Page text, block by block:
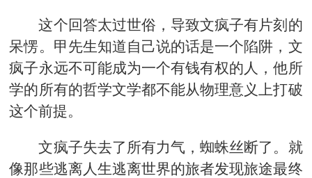
这个回答太过世俗，导致文疯子有片刻的
呆愣。甲先生知道自己说的话是一个陷阱，文
疯子永远不可能成为一个有钱有权的人，他所
学的所有的哲学文学都不能从物理意义上打破
这个前提。
文疯子失去了所有力气，蜘蛛丝断了。就
像那些逃离人生逃离世界的旅者发现旅途最终